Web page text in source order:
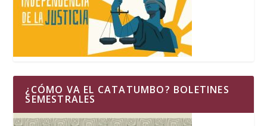
¿CÓMO VA EL CATATUMBO? BOLETINES
SEMESTRALES